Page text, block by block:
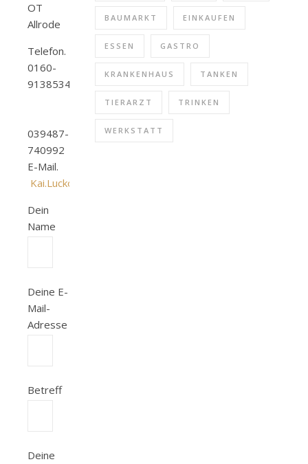
OT
Allrode
Telefon.
0160-
91385340
039487-
740992
E-Mail.
Kai.Lucko@web.de
Dein
Name
Deine E-
Mail-
Adresse
Betreff
Deine
BAUMARKT EINKAUFEN
ESSEN GASTRO
KRANKENHAUS TANKEN
TIERARZT TRINKEN
WERKSTATT